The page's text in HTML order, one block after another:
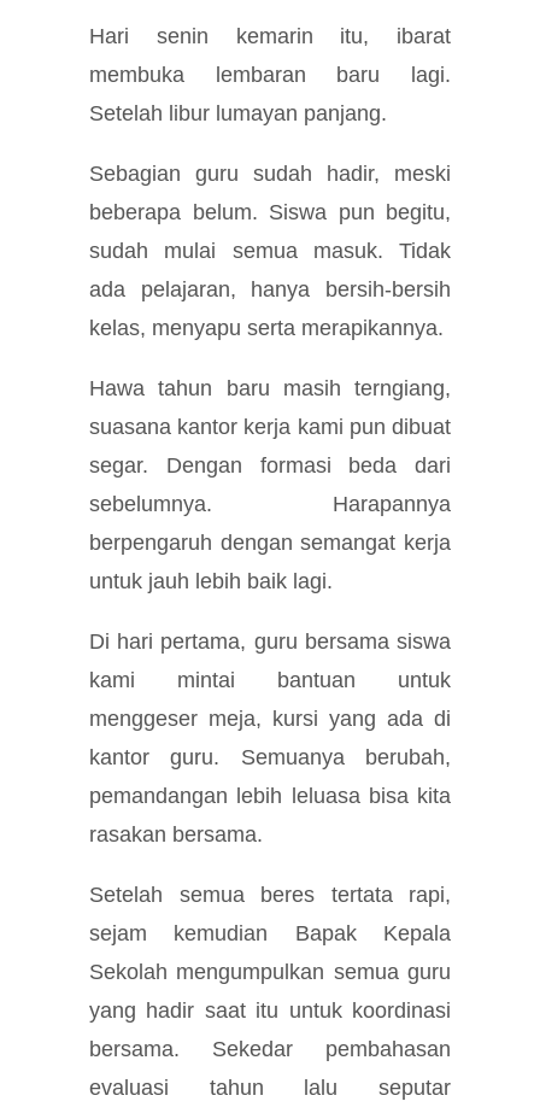
Hari senin kemarin itu, ibarat
membuka lembaran baru lagi.
Setelah libur lumayan panjang.
Sebagian guru sudah hadir, meski
beberapa belum. Siswa pun begitu,
sudah mulai semua masuk. Tidak
ada pelajaran, hanya bersih-bersih
kelas, menyapu serta merapikannya.
Hawa tahun baru masih terngiang,
suasana kantor kerja kami pun dibuat
segar. Dengan formasi beda dari
sebelumnya. Harapannya
berpengaruh dengan semangat kerja
untuk jauh lebih baik lagi.
Di hari pertama, guru bersama siswa
kami mintai bantuan untuk
menggeser meja, kursi yang ada di
kantor guru. Semuanya berubah,
pemandangan lebih leluasa bisa kita
rasakan bersama.
Setelah semua beres tertata rapi,
sejam kemudian Bapak Kepala
Sekolah mengumpulkan semua guru
yang hadir saat itu untuk koordinasi
bersama. Sekedar pembahasan
evaluasi tahun lalu seputar